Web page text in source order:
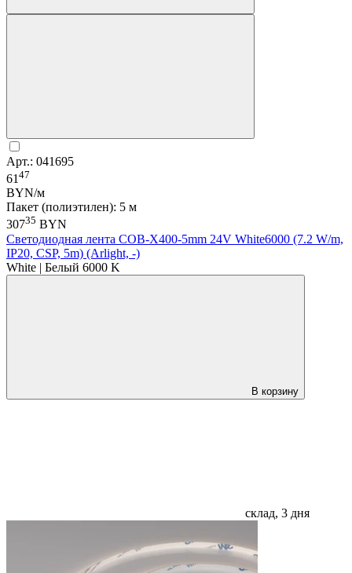
Арт.: 041695
6147
BYN/м
Пакет (полиэтилен): 5 м
30735 BYN
Светодиодная лента COB-X400-5mm 24V White6000 (7.2 W/m,
IP20, CSP, 5m) (Arlight, -)
White | Белый 6000 K
В корзину
склад, 3 дня